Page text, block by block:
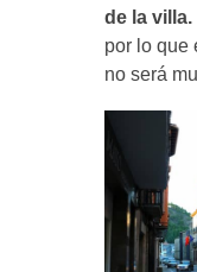
de la villa.
por lo que
no será